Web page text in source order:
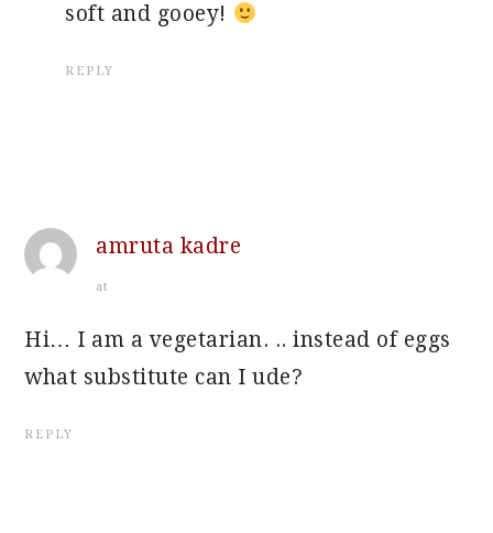
soft and gooey!
REPLY
amruta kadre
at
Hi… I am a vegetarian. .. instead of eggs
what substitute can I ude?
REPLY